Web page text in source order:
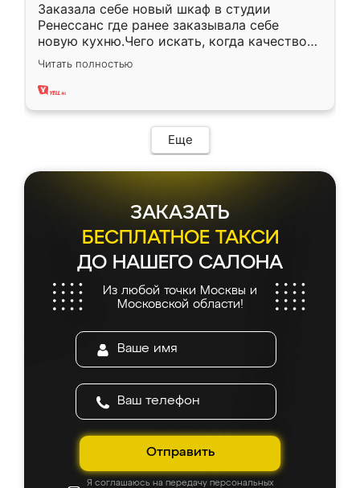
Заказала себе новый шкаф в студии
Ренессанс где ранее заказывала себе
новую кухню.Чего искать, когда качеством
вполне довольна. Служит кухня уже почти
два года, нареканий нет.
Читать полностью
Еще
ЗАКАЗАТЬ
БЕСПЛАТНОЕ ТАКСИ
ДО НАШЕГО САЛОНА
Из любой точки Москвы и
Московской области!
Отправить
Я соглашаюсь на передачу персональных